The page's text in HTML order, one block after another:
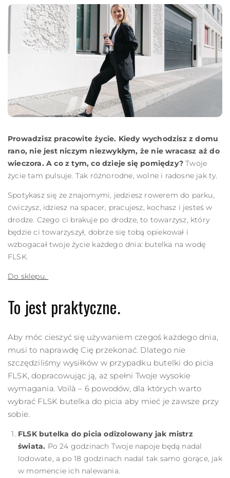
Prowadzisz pracowite życie. Kiedy wychodzisz z domu
rano, nie jest niczym niezwykłym, że nie wracasz aż do
wieczora. A co z tym, co dzieje się pomiędzy?Twoje
życie tam pulsuje. Tak różnorodne, wolne i radosne jak ty.
Spotykasz się ze znajomymi, jedziesz rowerem do parku,
ćwiczysz, idziesz na spacer, pracujesz, kochasz i jesteś w
drodze. Czego ci brakuje po drodze, to towarzysz, który
będzie ci towarzyszył, dobrze się tobą opiekował i
wzbogacał twoje życie każdego dnia: butelka na wodę
FLSK.
Do sklepu.
To jest praktyczne.
Aby móc cieszyć się używaniem czegoś każdego dnia,
musi to naprawdę Cię przekonać. Dlatego nie
szczędziliśmy wysiłków w przypadku butelki do picia
FLSK, dopracowując ją, aż spełni Twoje wysokie
wymagania. Voilà – 6 powodów, dla których warto
wybrać FLSK butelka do picia aby mieć je zawsze przy
sobie.
FLSK butelka do picia odizolowany jak mistrz
świata. Po 24 godzinach Twoje napoje będą nadal
lodowate, a po 18 godzinach nadal tak samo gorące, jak
w momencie ich nalewania.